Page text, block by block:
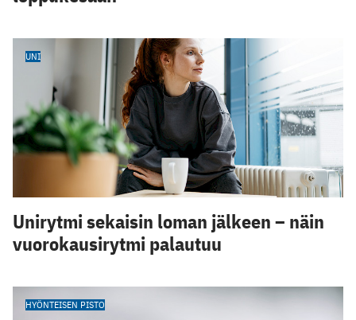
UNI
Unirytmi sekaisin loman jälkeen – näin
vuorokausirytmi palautuu
HYÖNTEISEN PISTO